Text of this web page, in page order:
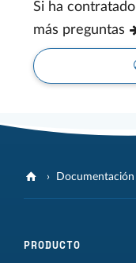
Si ha contratado
más preguntas
Documentación
PRODUCTO